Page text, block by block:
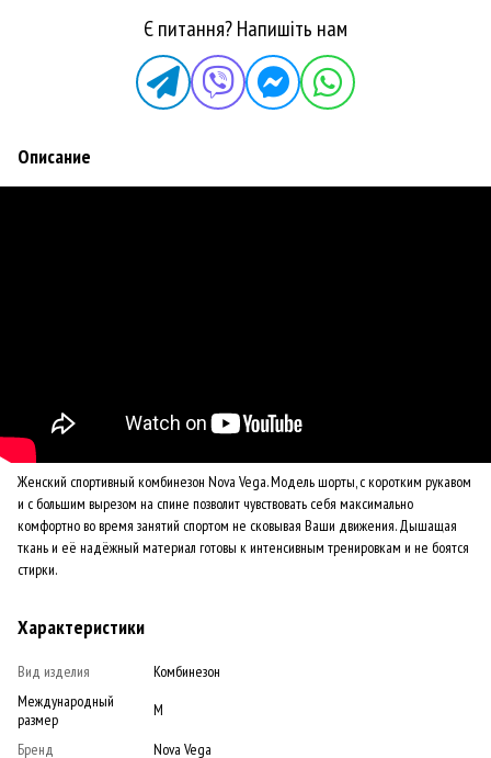
Є питання? Напишіть нам
Описание
Женский спортивный комбинезон Nova Vega. Модель шорты, с коротким рукавом
и с большим вырезом на спине позволит чувствовать себя максимально
комфортно во время занятий спортом не сковывая Ваши движения. Дышащая
ткань и её надёжный материал готовы к интенсивным тренировкам и не боятся
стирки.
Характеристики
Вид изделия
Комбинезон
Международный
размер
M
Бренд
Nova Vega